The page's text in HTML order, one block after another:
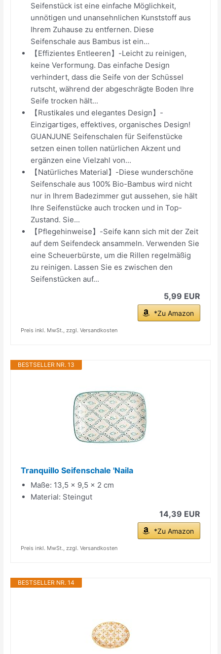
Seifenstück ist eine einfache Möglichkeit,
unnötigen und unansehnlichen Kunststoff aus
Ihrem Zuhause zu entfernen. Diese
Seifenschale aus Bambus ist ein...
【Effizientes Entleeren】-Leicht zu reinigen,
keine Verformung. Das einfache Design
verhindert, dass die Seife von der Schüssel
rutscht, während der abgeschrägte Boden Ihre
Seife trocken hält...
【Rustikales und elegantes Design】-
Einzigartiges, effektives, organisches Design!
GUANJUNE Seifenschalen für Seifenstücke
setzen einen tollen natürlichen Akzent und
ergänzen eine Vielzahl von...
【Natürliches Material】-Diese wunderschöne
Seifenschale aus 100% Bio-Bambus wird nicht
nur in Ihrem Badezimmer gut aussehen, sie hält
Ihre Seifenstücke auch trocken und in Top-
Zustand. Sie...
【Pflegehinweise】-Seife kann sich mit der Zeit
auf dem Seifendeck ansammeln. Verwenden Sie
eine Scheuerbürste, um die Rillen regelmäßig
zu reinigen. Lassen Sie es zwischen den
Seifenstücken auf...
5,99 EUR
*Zu Amazon
Preis inkl. MwSt., zzgl. Versandkosten
BESTSELLER NR. 13
Tranquillo Seifenschale 'Naila
Maße: 13,5 x 9,5 x 2 cm
Material: Steingut
14,39 EUR
*Zu Amazon
Preis inkl. MwSt., zzgl. Versandkosten
BESTSELLER NR. 14